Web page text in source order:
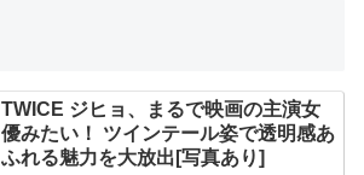
TWICE ジヒョ、まるで映画の主演女
優みたい！ ツインテール姿で透明感あ
ふれる魅力を大放出[写真あり]